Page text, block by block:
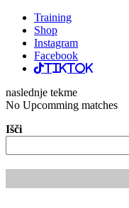
Training
Shop
Instagram
Facebook
TikTok
naslednje tekme
No Upcomming matches
Išči